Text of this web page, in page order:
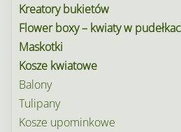
Kreatory bukietów
Flower boxy – kwiaty w
Maskotki
Kosze kwiatowe
Balony
Tulipany
Kosze upominkowe